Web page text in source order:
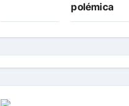
polémica